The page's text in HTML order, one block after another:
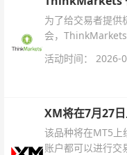
为了给交易者提供
会，
杆配置、支持软件
活动时间： 2026-
XM将在7月27
该品种将在MT5上
账户都可以进行交